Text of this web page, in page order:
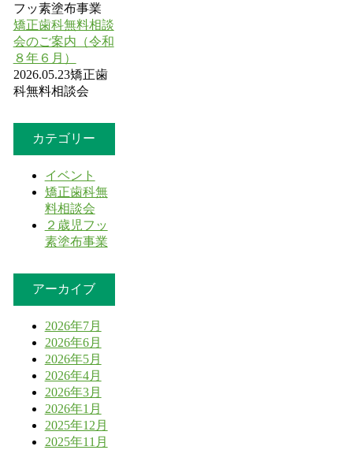
フッ素塗布事業
矯正歯科無料相談
会のご案内（令和
８年６月）
2026.05.23矯正歯
科無料相談会
カテゴリー
イベント
矯正歯科無
料相談会
２歳児フッ
素塗布事業
アーカイブ
2026年7月
2026年6月
2026年5月
2026年4月
2026年3月
2026年1月
2025年12月
2025年11月